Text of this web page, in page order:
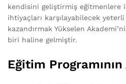
kendisini geliştirmiş eğitmenlere
ihtiyaçları karşılayabilecek
kazandırmak Yükselen
biri haline gelmiştir.
Eğitim Programının